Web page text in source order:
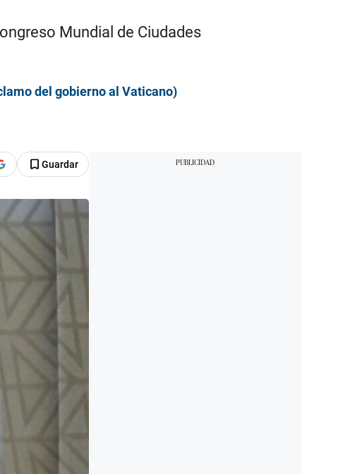
Mundial de Ciudades
del gobierno al Vaticano)
Guardar